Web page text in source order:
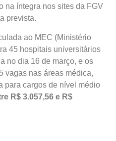
na íntegra nos sites da FGV
prevista.
ao MEC (Ministério
45 hospitais universitários
no dia 16 de março, e os
vagas nas áreas médica,
para cargos de nível médio
R$ 3.057,56 e R$